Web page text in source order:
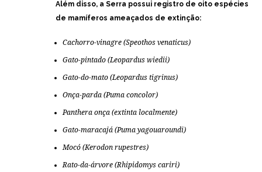
Além disso, a Serra possui registro de oito espécies
de mamíferos ameaçados de extinção:
Cachorro-vinagre (Speothos venaticus)
Gato-pintado (Leopardus wiedii)
Gato-do-mato (Leopardus tigrinus)
Onça-parda (Puma concolor)
Panthera onça (extinta localmente)
Gato-maracajá (Puma yagouaroundi)
Mocó (Kerodon rupestres)
Rato-da-árvore (Rhipidomys cariri)